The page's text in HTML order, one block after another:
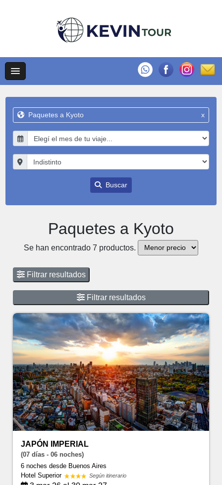
Paquetes a Kyoto x
Buscar
Paquetes a Kyoto
Se han encontrado 7 productos.
Filtrar resultados
Filtrar resultados
JAPÓN IMPERIAL
(07 días - 06 noches)
6 nochesdesde Buenos Aires
Hotel Superior
Según itinerario